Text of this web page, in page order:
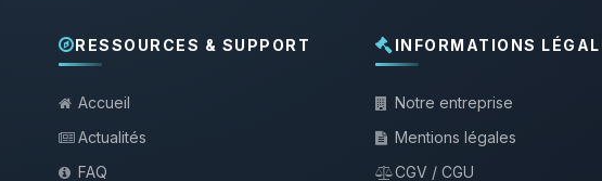
RESSOURCES & SUPPORT
Accueil
Actualités
FAQ
INFORMATIONS
Notre entreprise
Mentions légales
CGV / CGU